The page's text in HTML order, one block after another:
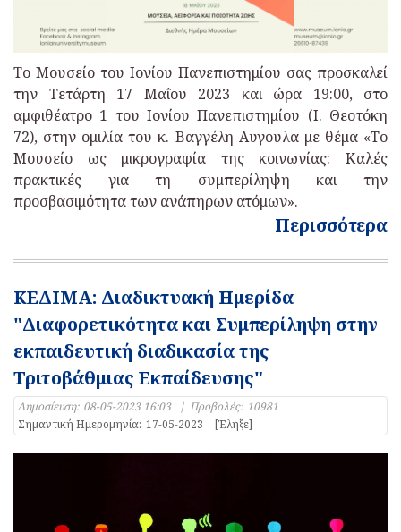
Το Μουσείο του Ιονίου Πανεπιστημίου σας προσκαλεί
την Τετάρτη 17 Μαΐου 2023 και ώρα 19:00, στο
αμφιθέατρο 1 του Ιονίου Πανεπιστημίου (Ι. Θεοτόκη
72), στην ομιλία του κ. Βαγγέλη Αυγουλα με θέμα «Το
Μουσείο ως μικρογραφία της κοινωνίας: Καλές
πρακτικές για τη συμπερίληψη και την
προσβασιμότητα των ανάπηρων ατόμων».
Περισσότερα
ΚΕΔΙΜΑ: Διαδικτυακή Ημερίδα
"Διαφορετικότητα και Συμπερίληψη στην
εκπαιδευτική διαδικασία της
Τριτοβάθμιας Εκπαίδευσης"
Δημοσίευση: 08-05-2023 16:03 | Προβολές: 10981
Σημαντική Ημερομηνία: 17-05-2023 [Έληξε]